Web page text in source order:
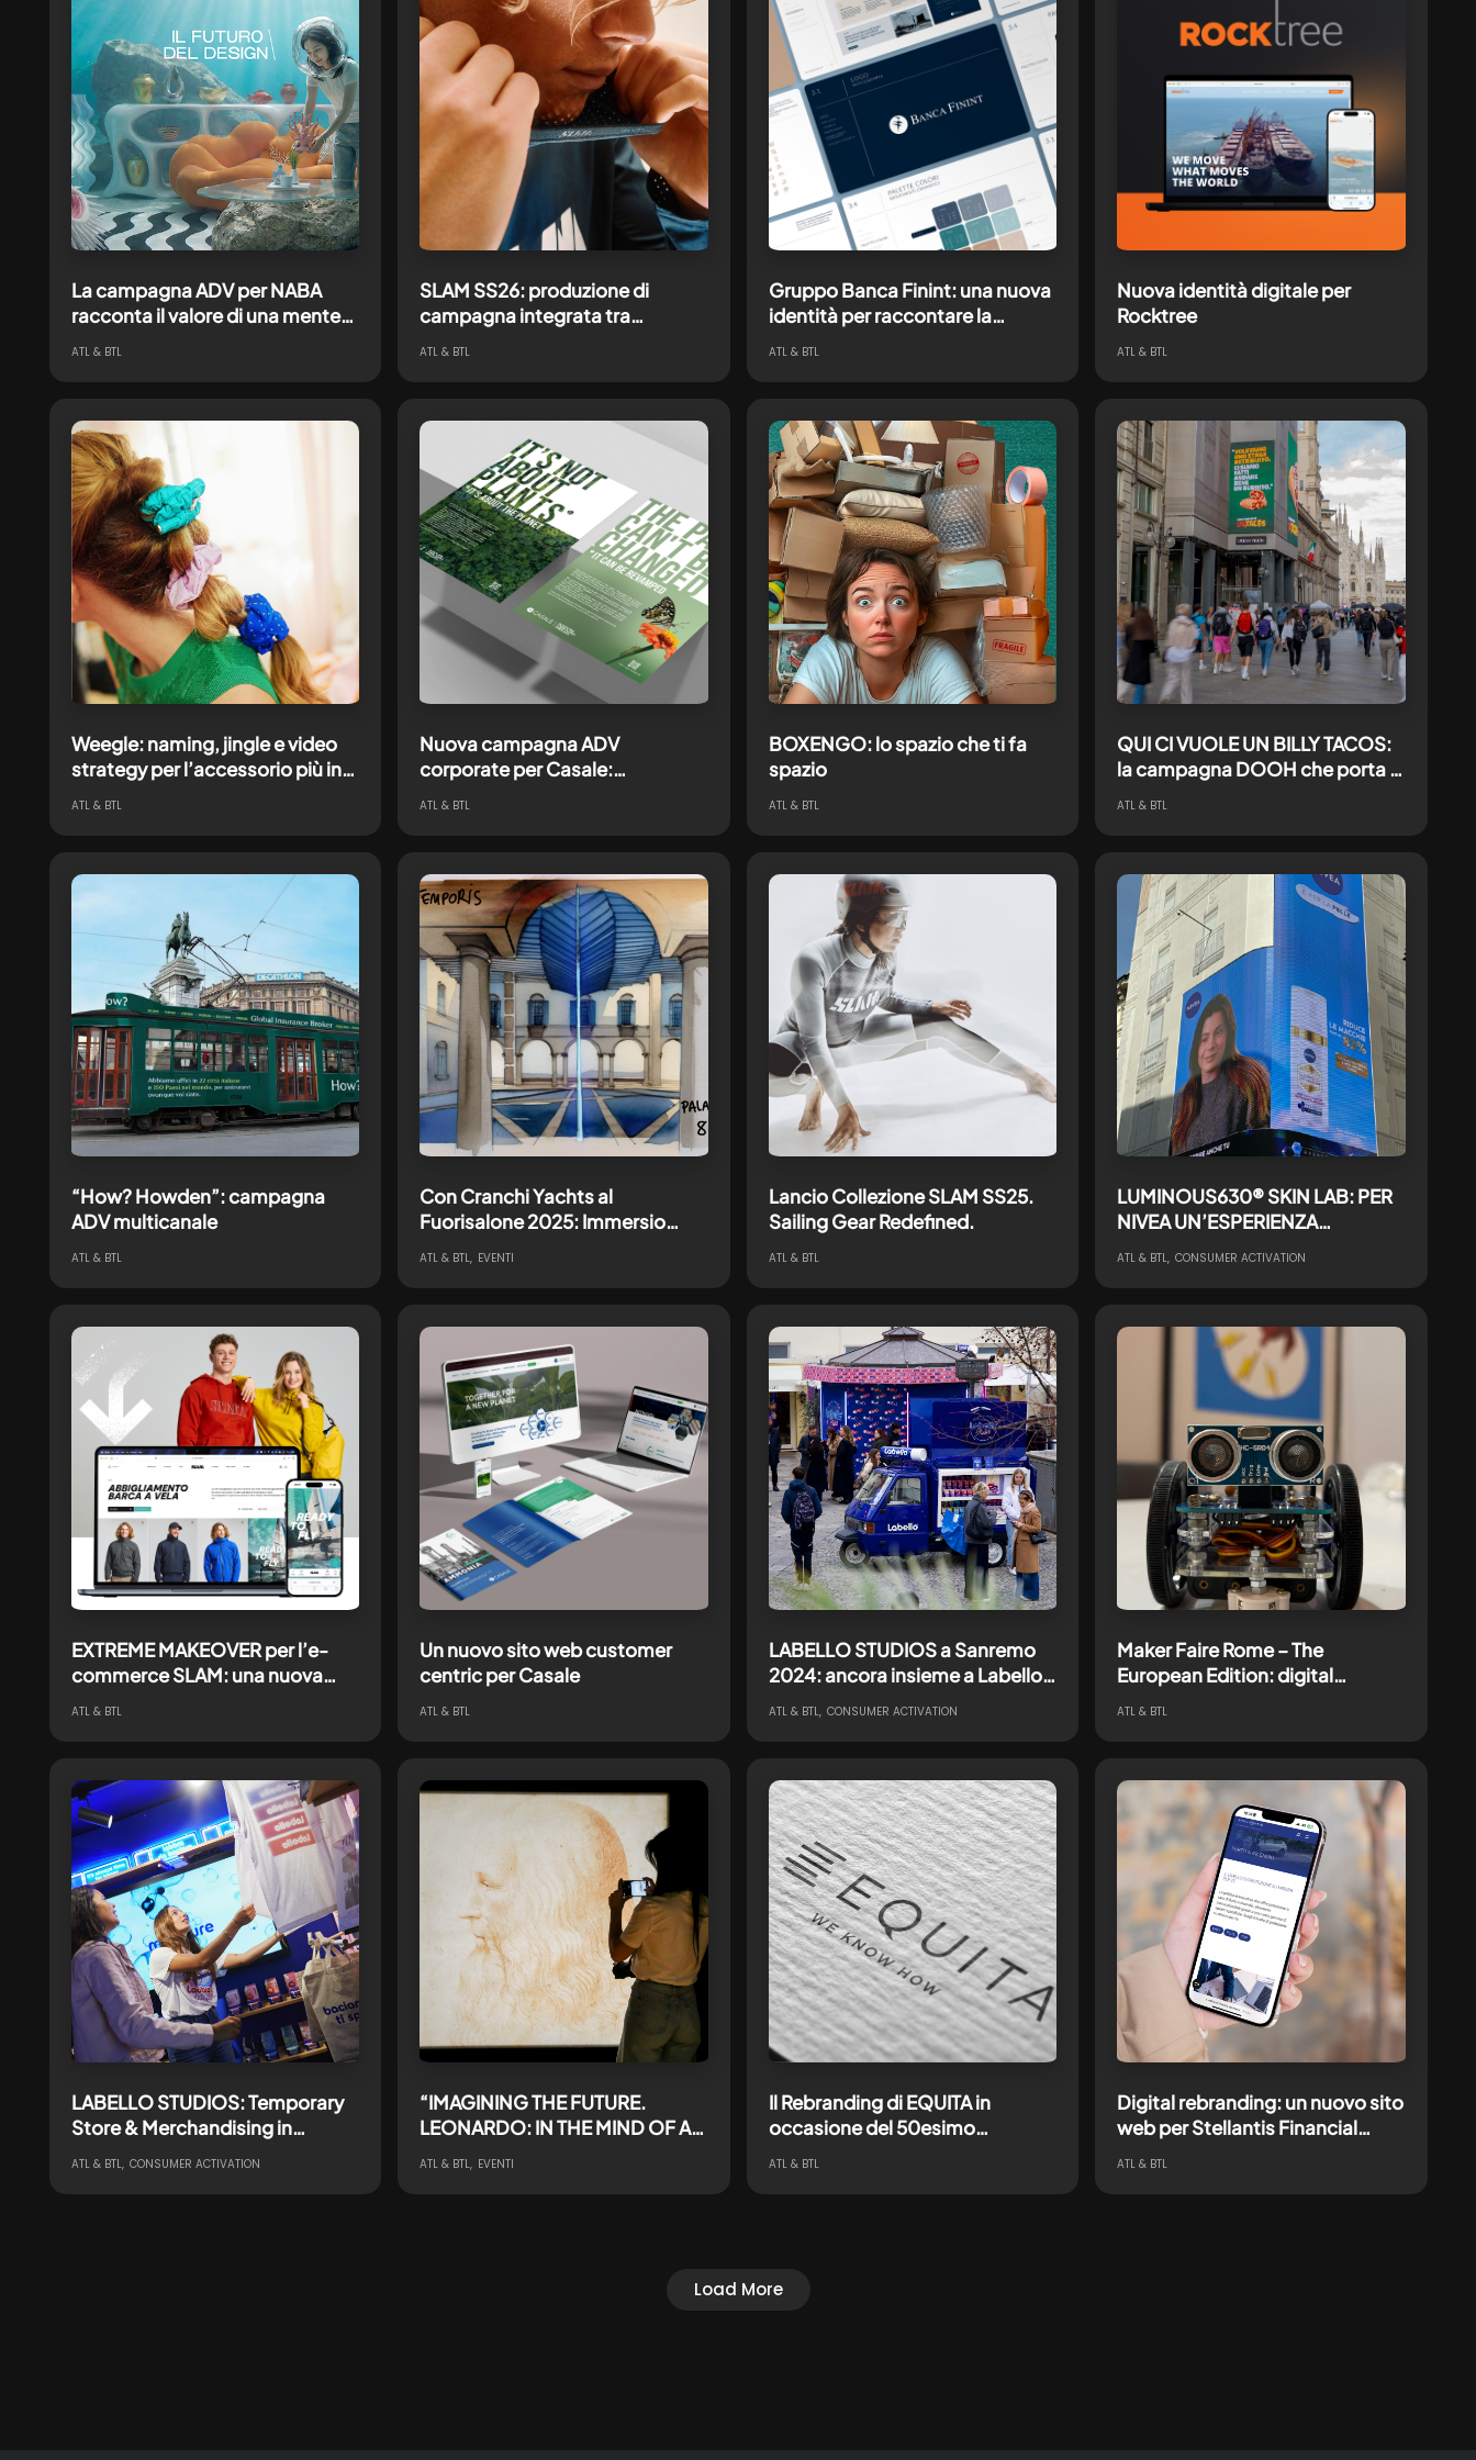
ATL & BTL
La campagna ADV per NABA
racconta il valore di una mente
ATL & BTL
SLAM SS26: produzione di
campagna integrata tra
ATL & BTL
Gruppo Banca Finint: una nuova
identità per raccontare la
ATL & BTL
Nuova identità digitale per
Rocktree
ATL & BTL
Weegle: naming, jingle e video
strategy per l’accessorio più in
ATL & BTL
Nuova campagna ADV
corporate per Casale:
ATL & BTL
BOXENGO: lo spazio che ti fa
spazio
ATL & BTL
QUI CI VUOLE UN BILLY TACOS:
la campagna DOOH che porta le
ATL & BTL
“How? Howden”: campagna
ADV multicanale
ATL & BTL EVENTI
Con Cranchi Yachts al
Fuorisalone 2025: Immersio
ATL & BTL
Lancio Collezione SLAM SS25.
Sailing Gear Redefined.
ATL & BTL CONSUMER ACTIVATION
LUMINOUS630® SKIN LAB: PER
NIVEA UN’ESPERIENZA
L’INVISIBILE
ATL & BTL
EXTREME MAKEOVER per l’e-
commerce SLAM: una nuova
ATL & BTL
Un nuovo sito web customer
centric per Casale
ATL & BTL CONSUMER ACTIVATION
LABELLO STUDIOS a Sanremo
2024: ancora insieme a Labello
ATL & BTL
Maker Faire Rome – The
European Edition: digital
ATL & BTL CONSUMER ACTIVATION
LABELLO STUDIOS: Temporary
Store & Merchandising in
rilancio dell’iconico burro cacao
ATL & BTL EVENTI
“IMAGINING THE FUTURE.
LEONARDO: IN THE MIND OF AN
Confindustria negli USA per la
ATL & BTL
Il Rebranding di EQUITA in
occasione del 50esimo
ATL & BTL
Digital rebranding: un nuovo sito
web per Stellantis Financial
Load More